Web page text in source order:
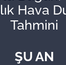
Hava
Tahmini
ŞU AN